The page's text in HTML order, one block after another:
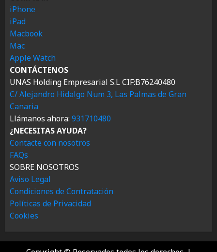
iPhone
iPad
Macbook
Mac
Apple Watch
CONTÁCTENOS
UNAS Holding Empresarial S.L CIF:B76240480
C/ Alejandro Hidalgo Num 3, Las Palmas de Gran
Canaria
Llámanos ahora: 931710480
¿NECESITAS AYUDA?
Contacte con nosotros
FAQs
SOBRE NOSOTROS
Aviso Legal
Condiciones de Contratación
Políticas de Privacidad
Cookies